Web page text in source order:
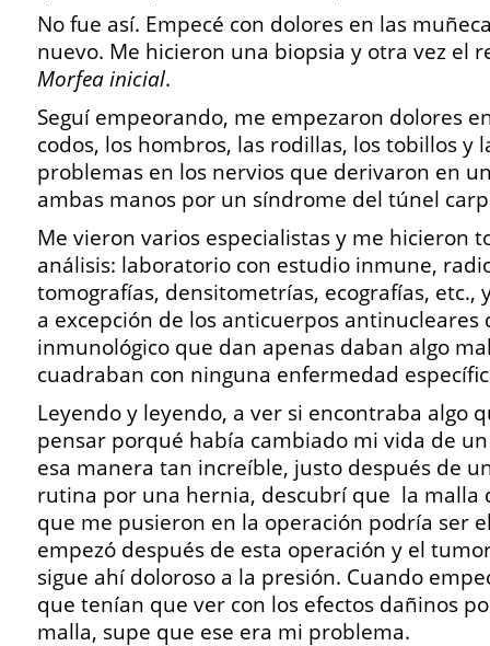
No fue así. Empecé con dolores en las
nuevo. Me hicieron una biopsia y otra vez el
Morfea inicial.
Seguí empeorando, me empezaron dolores
codos, los hombros, las rodillas, los tobillos y
problemas en los nervios que derivaron en
ambas manos por un síndrome del túnel
Me vieron varios especialistas y me hicieron
análisis: laboratorio con estudio inmune,
tomografías, densitometrías, ecografías, etc.,
a excepción de los anticuerpos antinucleares
inmunológico que dan apenas daban algo
cuadraban con ninguna enfermedad
Leyendo y leyendo, a ver si encontraba algo
pensar porqué había cambiado mi vida de
esa manera tan increíble, justo después de
rutina por una hernia, descubrí que la malla
que me pusieron en la operación podría ser
empezó después de esta operación y el
sigue ahí doloroso a la presión. Cuando
que tenían que ver con los efectos dañinos
malla, supe que ese era mi problema.